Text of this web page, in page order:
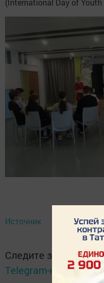
(International Day of
Источник
Следите за самым
Telegram-канале